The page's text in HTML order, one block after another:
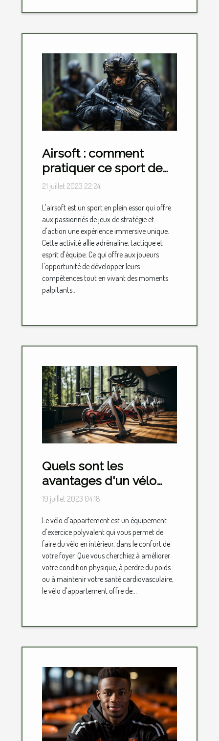
Airsoft : comment
pratiquer ce sport de
loisir ?
21 juillet 2023 22:24
L'airsoft est un sport en plein essor qui offre
aux passionnés de jeux de stratégie et
d'action une expérience immersive unique.
Cette activité allie adrénaline, tactique et
esprit d'équipe. Ce qui offre aux joueurs
l'opportunité de développer leurs
compétences tout en vivant des moments
palpitants...
Quels sont les
avantages d'un vélo
d'appartement ?
19 juillet 2023 04:18
Le vélo d'appartement est un équipement
d'exercice polyvalent qui vous permet de
faire du vélo en intérieur, dans le confort de
votre foyer. Que vous cherchiez à améliorer
votre condition physique, à perdre du poids
ou à maintenir votre santé cardiovasculaire,
le vélo d'appartement offre de...